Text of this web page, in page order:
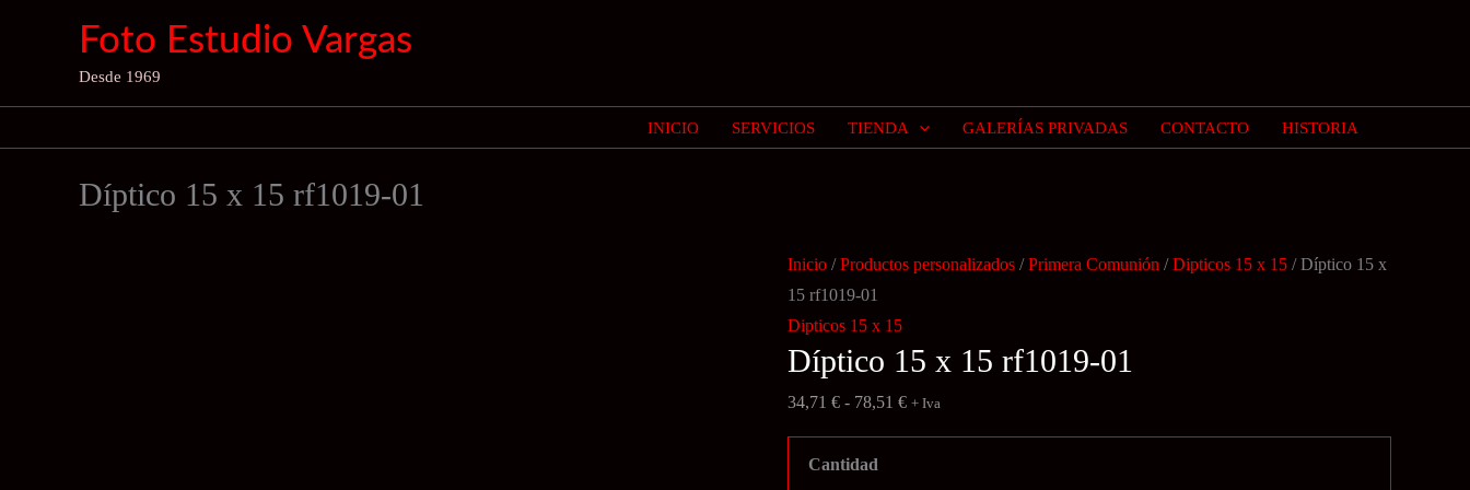
Foto Estudio Vargas
Desde 1969
INICIO SERVICIOS TIENDA GALERÍAS PRIVADAS CONTACTO HISTORIA
Díptico 15 x 15 rf1019-01
Inicio /Productos personalizados /Primera Comunión /Dipticos 15 x 15 / Díptico 15 x
15 rf1019-01
Dipticos 15 x 15
Díptico 15 x 15 rf1019-01
34,71 € - 78,51 €Rango
+ Iva
Cantidad